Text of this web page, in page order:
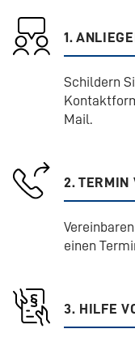
1.
Schildern
Mail.
2. TERMIN
einen
3. HILFE